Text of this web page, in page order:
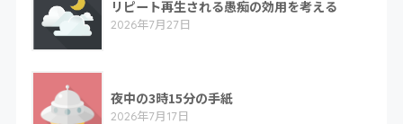
リピート再生される愚痴の効用を考える
2026年7月27日
夜中の3時15分の手紙
2026年7月17日